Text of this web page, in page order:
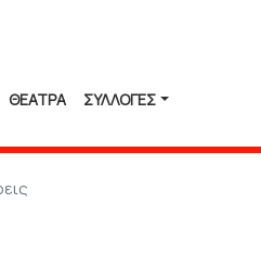
ΘΕΑΤΡΑ ΣΥΛΛΟΓΈΣ